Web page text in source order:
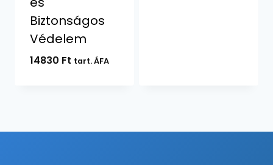
Biztonságos
Védelem
14830 Ft tart. ÁFA